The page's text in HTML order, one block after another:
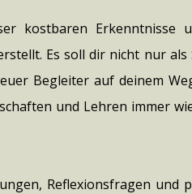
kostbaren Erkenntnisse
Es soll dir nicht nur
Begleiter auf deinem
und Lehren immer
Reflexionsfragen